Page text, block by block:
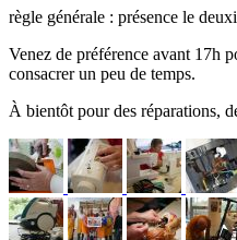
règle générale : présence le
Venez de préférence avant 17h
consacrer un peu de temps.
À bientôt pour des réparations,